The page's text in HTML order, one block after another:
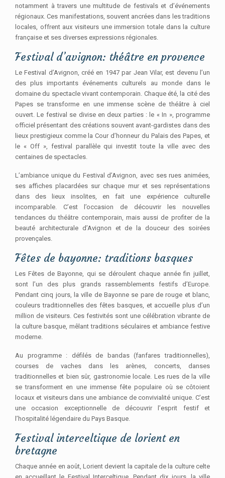
notamment à travers une multitude de festivals et d’événements
régionaux. Ces manifestations, souvent ancrées dans les traditions
locales, offrent aux visiteurs une immersion totale dans la culture
française et ses diverses expressions régionales.
Festival d’avignon: théâtre en provence
Le Festival d’Avignon, créé en 1947 par Jean Vilar, est devenu l’un
des plus importants événements culturels au monde dans le
domaine du spectacle vivant contemporain. Chaque été, la cité des
Papes se transforme en une immense scène de théâtre à ciel
ouvert. Le festival se divise en deux parties : le « In », programme
officiel présentant des créations souvent avant-gardistes dans des
lieux prestigieux comme la Cour d’honneur du Palais des Papes, et
le « Off », festival parallèle qui investit toute la ville avec des
centaines de spectacles.
L’ambiance unique du Festival d’Avignon, avec ses rues animées,
ses affiches placardées sur chaque mur et ses représentations
dans des lieux insolites, en fait une expérience culturelle
incomparable. C’est l’occasion de découvrir les nouvelles
tendances du théâtre contemporain, mais aussi de profiter de la
beauté architecturale d’Avignon et de la douceur des soirées
provençales.
Fêtes de bayonne: traditions basques
Les Fêtes de Bayonne, qui se déroulent chaque année fin juillet,
sont l’un des plus grands rassemblements festifs d’Europe.
Pendant cinq jours, la ville de Bayonne se pare de rouge et blanc,
couleurs traditionnelles des fêtes basques, et accueille plus d’un
million de visiteurs. Ces festivités sont une célébration vibrante de
la culture basque, mêlant traditions séculaires et ambiance festive
moderne.
Au programme : défilés de bandas (fanfares traditionnelles),
courses de vaches dans les arènes, concerts, danses
traditionnelles et bien sûr, gastronomie locale. Les rues de la ville
se transforment en une immense fête populaire où se côtoient
locaux et visiteurs dans une ambiance de convivialité unique. C’est
une occasion exceptionnelle de découvrir l’esprit festif et
l’hospitalité légendaire du Pays Basque.
Festival interceltique de lorient en
bretagne
Chaque année en août, Lorient devient la capitale de la culture celte